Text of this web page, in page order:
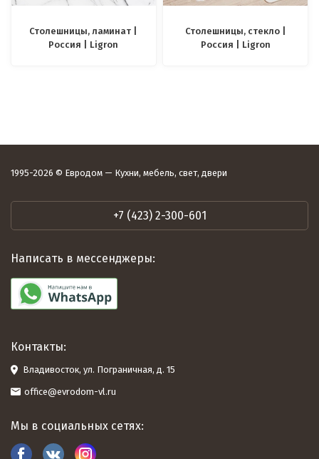
Столешницы, ламинат |
Россия | Ligron
Столешницы, стекло |
Россия | Ligron
1995-2026 © Евродом — Кухни, мебель, свет, двери
+7 (423) 2-300-601
Написать в мессенджеры:
Контакты:
Владивосток, ул. Пограничная, д. 15
office@evrodom-vl.ru
Мы в социальных сетях: